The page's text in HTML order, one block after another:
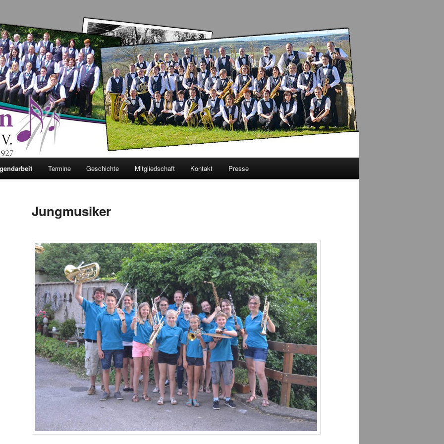
Bottingen e. V.
Termine Geschichte Mitgliedschaft Kontakt Presse
Jungmusiker